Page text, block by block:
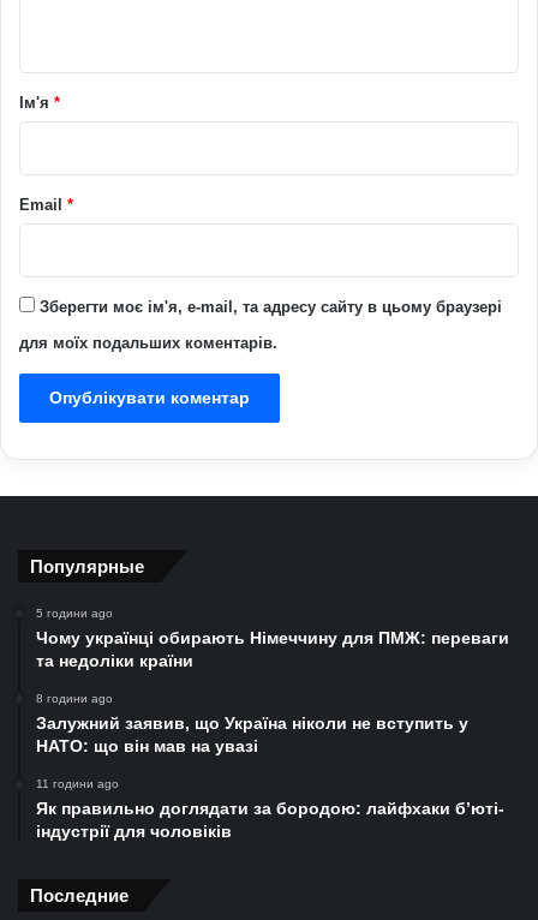
рІм'я *
Email *
Зберегти моє ім'я, e-mail, та адресу сайту в цьому браузері
для моїх подальших коментарів.
Популярные
5 години ago
Чому українці обирають Німеччину для ПМЖ: переваги
та недоліки країни
8 години ago
Залужний заявив, що Україна ніколи не вступить у
НАТО: що він мав на увазі
11 години ago
Як правильно доглядати за бородою: лайфхаки б’юті-
індустрії для чоловіків
Последние